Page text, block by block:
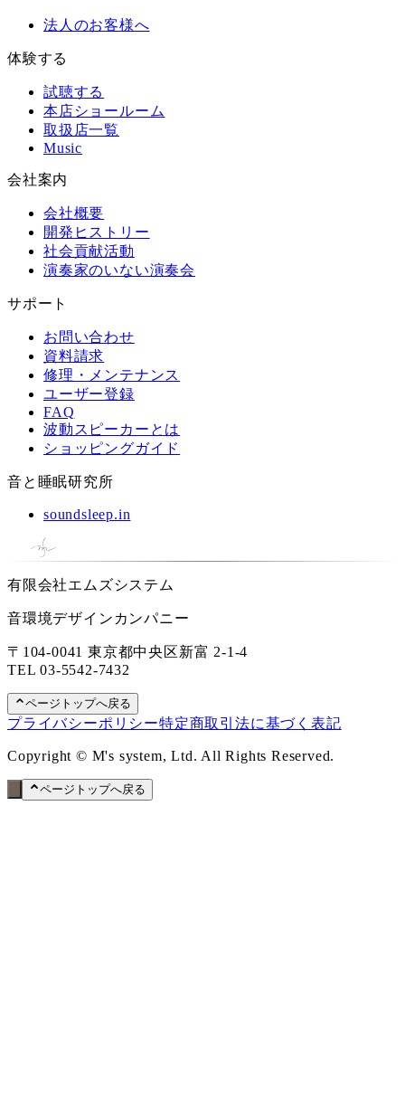
法人のお客様へ
体験する
試聴する
本店ショールーム
取扱店一覧
Music
会社案内
会社概要
開発ヒストリー
社会貢献活動
演奏家のいない演奏会
サポート
お問い合わせ
資料請求
修理・メンテナンス
ユーザー登録
FAQ
波動スピーカーとは
ショッピングガイド
音と睡眠研究所
soundsleep.in
有限会社エムズシステム
音環境デザインカンパニー
〒104-0041 東京都中央区新富 2-1-4
TEL03-5542-7432
ページトップへ戻る
プライバシーポリシー特定商取引法に基づく表記
Copyright © M's system, Ltd. All Rights Reserved.
ページトップへ戻る